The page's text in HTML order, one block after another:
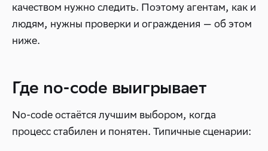
качеством нужно следить. Поэтому агентам, как и
людям, нужны проверки и ограждения — об этом
ниже.
Где no-code выигрывает
No-code остаётся лучшим выбором, когда
процесс стабилен и понятен. Типичные сценарии: